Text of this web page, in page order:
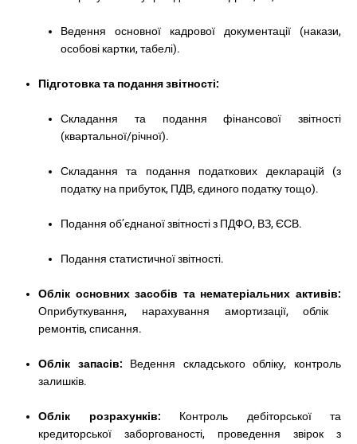
Ведення основної кадрової документації (накази,
особові картки, табелі).
Підготовка та подання звітності:
Складання та подання фінансової звітності
(квартальної/річної).
Складання та подання податкових декларацій (з
податку на прибуток, ПДВ, єдиного податку тощо).
Подання об’єднаної звітності з ПДФО, ВЗ, ЄСВ.
Подання статистичної звітності.
Облік основних засобів та нематеріальних активів:
Оприбуткування, нарахування амортизації, облік
ремонтів, списання.
Облік запасів: Ведення складського обліку, контроль
залишків.
Облік розрахунків: Контроль дебіторської та
кредиторської заборгованості, проведення звірок з